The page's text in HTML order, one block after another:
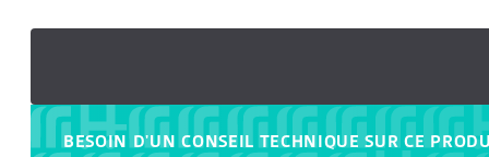
Chargeur
BESOIN D'UN CONSEIL TECHNIQUE SUR CE